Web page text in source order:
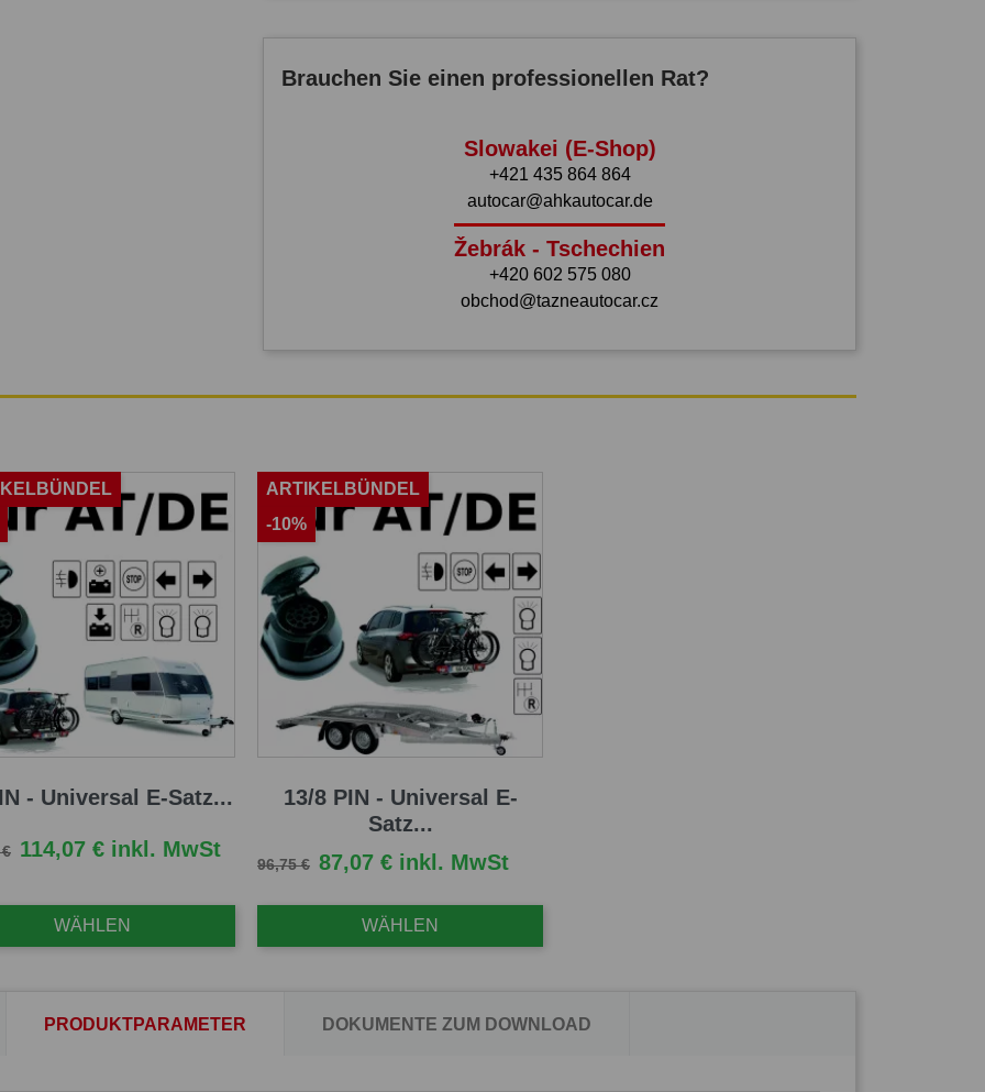
Brauchen Sie einen professionellen Rat?
Slowakei (E-Shop)
+421 435 864 864
autocar@ahkautocar.de
Žebrák - Tschechien
+420 602 575 080
obchod@tazneautocar.cz
- Universal E-Satz...
Preis
114,07 € inkl. MwSt
WÄHLEN
13/8 PIN - Universal E-
Satz...
Verkaufspreis
96,75 € Preis
87,07 € inkl. MwSt
WÄHLEN
ARTIKELBÜNDEL
-10%
PRODUKTPARAMETER DOKUMENTE ZUM DOWNLOAD